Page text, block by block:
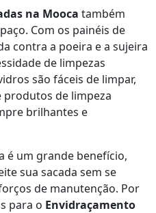
na Mooca também
Com os painéis de
contra a poeira e a sujeira
de limpezas
são fáceis de limpar,
de limpeza
brilhantes e
é um grande benefício,
sua sacada sem se
de manutenção. Por
para o Envidraçamento